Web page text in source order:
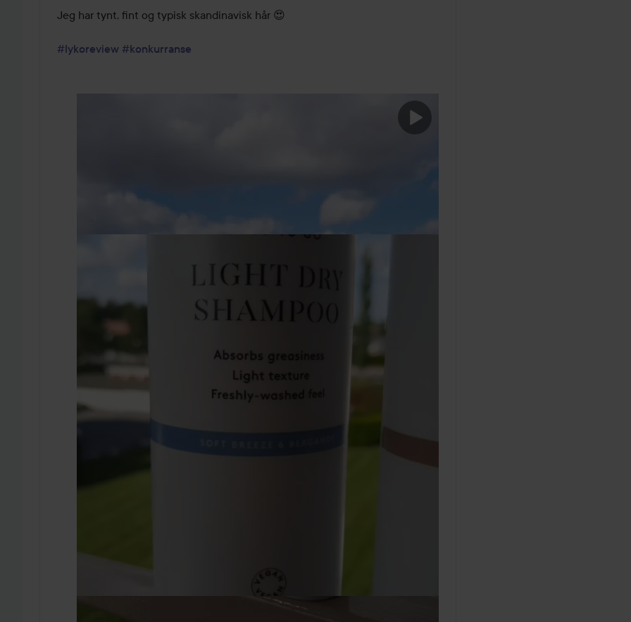
Jeg har tynt, fint og typisk skandinavisk hår 😍
#lykoreview #konkurranse